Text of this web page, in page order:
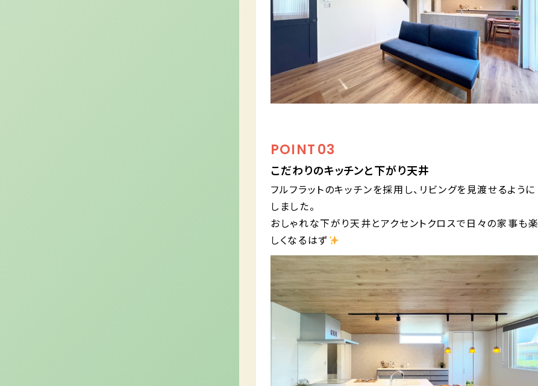
POINT03
こだわりのキッチンと下がり天井
フルフラットのキッチンを採用し、リビングを見渡せるように
しました。
おしゃれな下がり天井とアクセントクロスで日々の家事も楽
しくなるはず